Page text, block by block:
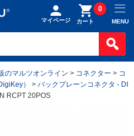
マイページ カート
0
MENU
のマルツオンライン > コネクター > コ
）
> バックプレーンコネクタ - DI
RCPT 20POS